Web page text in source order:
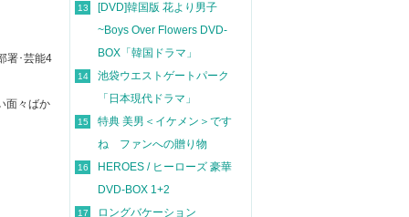
署･芸能4
面々ばか
13
[DVD]韓国版 花より男子
~Boys Over Flowers DVD-
BOX「韓国ドラマ」
14
池袋ウエストゲートパーク
「日本現代ドラマ」
15
特典 美男＜イケメン＞です
ね ファンへの贈り物
16
HEROES / ヒーローズ 豪華
DVD-BOX 1+2
17 ロングバケーション